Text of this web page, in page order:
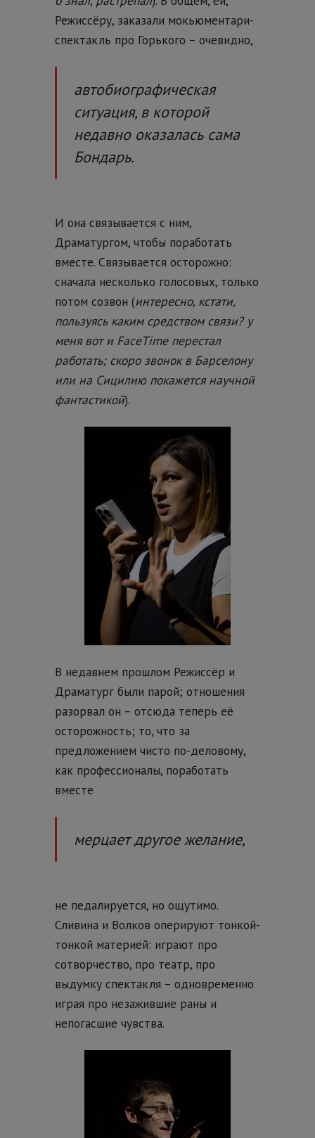
Режиссёру, заказали мокьюментари-
спектакль про Горького – очевидно,
автобиографическая
ситуация, в которой
недавно оказалась сама
Бондарь.
И она связывается с ним,
Драматургом, чтобы поработать
вместе. Связывается осторожно:
сначала несколько голосовых, только
потом созвон (интересно, кстати,
пользуясь каким средством связи? у
меня вот и FaceTime перестал
работать; скоро звонок в Барселону
или на Сицилию покажется научной
фантастикой).
В недавнем прошлом Режиссёр и
Драматург были парой; отношения
разорвал он – отсюда теперь её
осторожность; то, что за
предложением чисто по-деловому,
как профессионалы, поработать
вместе
мерцает другое желание,
не педалируется, но ощутимо.
Сливина и Волков оперируют тонкой-
тонкой материей: играют про
сотворчество, про театр, про
выдумку спектакля – одновременно
играя про незажившие раны и
непогасшие чувства.